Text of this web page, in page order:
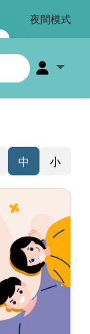
夜間模式
會員選
中 小